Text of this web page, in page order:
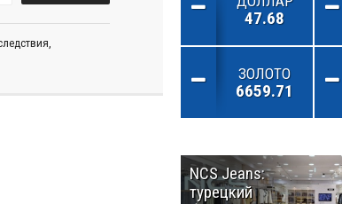
47.68
ЗОЛОТО
6659.71
NCS Jeans:
турецкий